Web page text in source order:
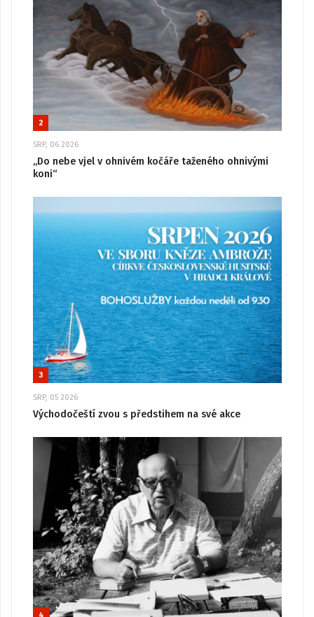
2
SRP, 06 2026
„Do nebe vjel v ohnivém kočáře taženého ohnivými
koni“
3
SRP, 05 2026
Východočeští zvou s předstihem na své akce
4